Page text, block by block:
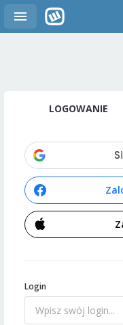
LOGOWANIE
Login